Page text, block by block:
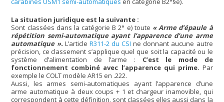
La situation juridique est la suivante :
Sont classées dans la catégorie B 2° e) toute « Arme d’épaule à
répétition semi-automatique ayant l’apparence d’une arme
automatique ». L’article R311-2 du CSI ne donnant aucune autre
précision, ce classement s’applique quel que soit la capacité ou le
système d’alimentation de l’arme : C’est le mode de
fonctionnement combiné avec l’apparence qui prime. Par
exemple le COLT modèle AR15 en .222.
Aussi, les armes semi-automatiques ayant l’apparence d’une
arme automatique à deux coups + 1 et chargeur inamovible, qui
correspondent à cette définition, sont classées elles aussi dans la